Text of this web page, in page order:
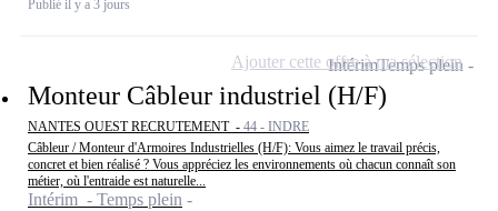
Publié il y a 3 jours
Monteur Câbleur industriel (H/F)
NANTES OUEST RECRUTEMENT - 44 - INDRE
Câbleur / Monteur d'Armoires Industrielles (H/F): Vous aimez le travail précis,
concret et bien réalisé ? Vous appréciez les environnements où chacun connaît son
métier, où l'entraide est naturelle...
Intérim - Temps plein
IntérimTemps plein
Ajouter cette offre à ma sélection